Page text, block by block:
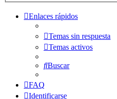
Enlaces rápidos
Temas sin respuesta
Temas activos
Buscar
FAQ
Identificarse